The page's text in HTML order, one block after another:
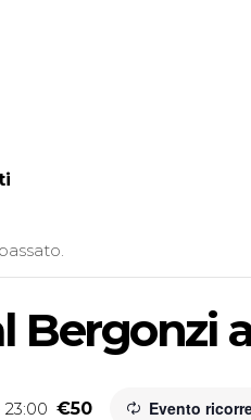
Bergonzi
23:00 Evento
€50